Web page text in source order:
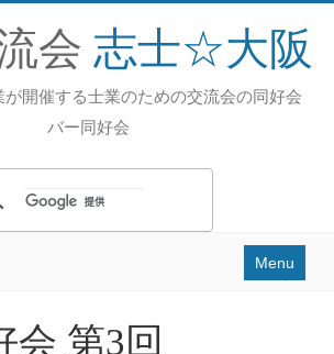
会 志士☆大阪
が開催する士業のための交流会の同好会
バー同好会
Menu
会 第3回